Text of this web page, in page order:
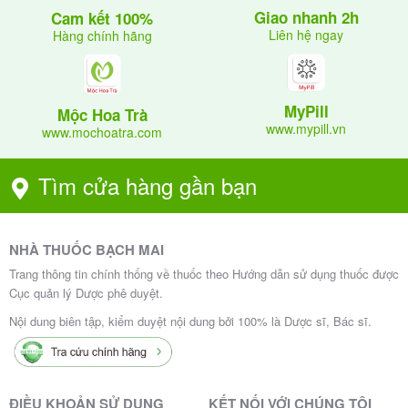
ngủ gà.
Ít gặp:
Chóng mặt, suy nhược, tăng hoặc giảm cân.
Rối loạn đông máu, xuất huyết nặng.
Căng thẳng, tăng vận động, kích thích tình
dục.
Hiếm gặp:
Run, trầm cảm.
Nếu gặp các tác dụng phụ nghiêm trọng hoặc bất
thường, hãy ngừng sử dụng thuốc và liên hệ ngay với
bác sĩ. Các tác dụng phụ nhẹ có thể được kiểm soát
bằng cách giảm liều.
Lưu ý khi sử dụng thuốc Bretam
400mg
Cam kết 100%
Hàng chính hãng
Giao nhanh 2h
Liên hệ ngay
Mộc Hoa Trà
www.mochoatra.com
MyPill
www.mypill.vn
Tìm cửa hàng gần bạn
NHÀ THUỐC BẠCH MAI
Trang thông tin chính thống về thuốc theo Hướng dẫn sử dụng thuốc được
Cục quản lý Dược phê duyệt.
Nội dung biên tập, kiểm duyệt nội dung bởi 100% là Dược sĩ, Bác sĩ.
ĐIỀU KHOẢN SỬ DỤNG KẾT NỐI VỚI CHÚNG TÔI